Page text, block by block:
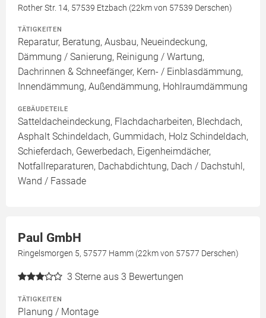
Rother Str. 14, 57539 Etzbach (22km von 57539 Derschen)
TÄTIGKEITEN
Reparatur, Beratung, Ausbau, Neueindeckung,
Dämmung / Sanierung, Reinigung / Wartung,
Dachrinnen & Schneefänger, Kern- / Einblasdämmung,
Innendämmung, Außendämmung, Hohlraumdämmung
GEBÄUDETEILE
Satteldacheindeckung, Flachdacharbeiten, Blechdach,
Asphalt Schindeldach, Gummidach, Holz Schindeldach,
Schieferdach, Gewerbedach, Eigenheimdächer,
Notfallreparaturen, Dachabdichtung, Dach / Dachstuhl,
Wand / Fassade
Paul GmbH
Ringelsmorgen 5, 57577 Hamm (22km von 57577 Derschen)
3 Sterne aus 3 Bewertungen
TÄTIGKEITEN
Planung / Montage